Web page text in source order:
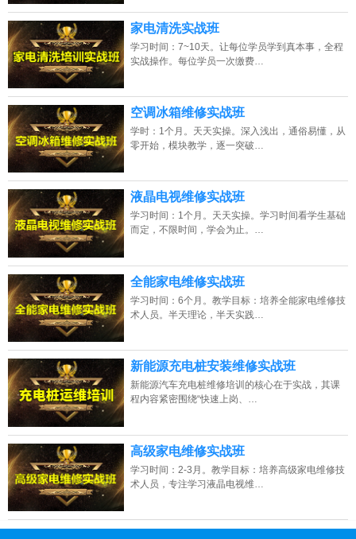
家电清洗实战班
学习时间：7~10天。让每位学员学到真本事，全程
实战操作。每位学员一次缴费…
空调冰箱维修实战班
学时：1个月。天天实操。深入浅出，通俗易懂，从
零开始，模块教学，逐一突破…
液晶电视维修实战班
学习时间：1个月。天天实操。学习时间看学生基础
而定，不限时间，学会为止。…
全能家电维修实战班
学习时间：6个月。教学目标：培养全能家电维修技
术人员。半天理论，半天实践…
新能源充电桩安装维修实战班
新能源汽车充电桩维修培训的核心在于实战，其课
程内容紧密围绕“快速上岗、…
高级家电维修实战班
学习时间：2-3月。教学目标：培养高级家电维修技
术人员，专注学习液晶电视维…